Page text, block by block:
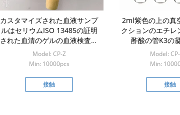
カスタマイズされた血液サンプ
ルはセリウムISO 13485の証明
された血清のゲルの血液検査を
びん詰めにします
Model: CP-Z
Min: 10000pcs
接触
2ml紫色の上の真
クションのエチレ
酢酸の管K3の
Model:
Min:
接触